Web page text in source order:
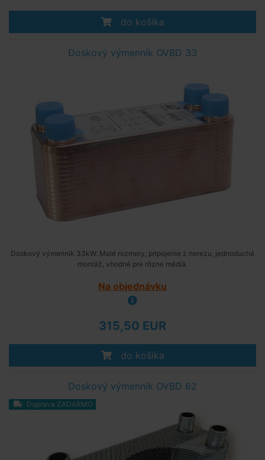
do košíka
Doskový výmenník OVBD 33
Doskový výmenník 33kW. Malé rozmery, pripojenie z nerezu, jednoduchá
montáž, vhodné pre rôzne médiá.
Na objednávku
315,50 EUR
do košíka
Doskový výmenník OVBD 62
Doprava ZADARMO